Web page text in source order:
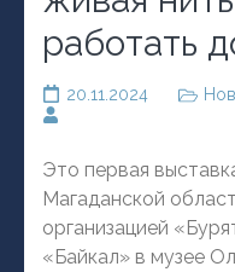
работать
20.11.2024
Это первая
Магаданской
организацией
«Байкал» в музее